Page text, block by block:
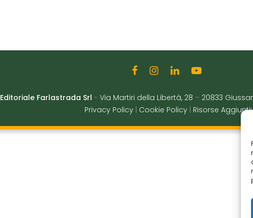
Editoriale Farlastrada Srl - Via Martiri della Libertà, 28 – 20833
Privacy Policy
Cookie Policy Risorse